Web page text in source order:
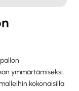
ymmärtämiseksi.
kokonaisilla